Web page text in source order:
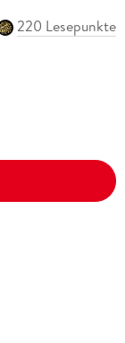
220 Lesepunkte